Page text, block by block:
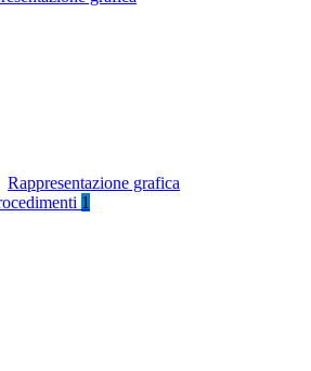
Rappresentazione grafica
1